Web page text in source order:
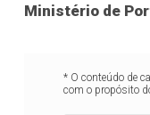
Ministério de
* O conteúdo de
com o propósito